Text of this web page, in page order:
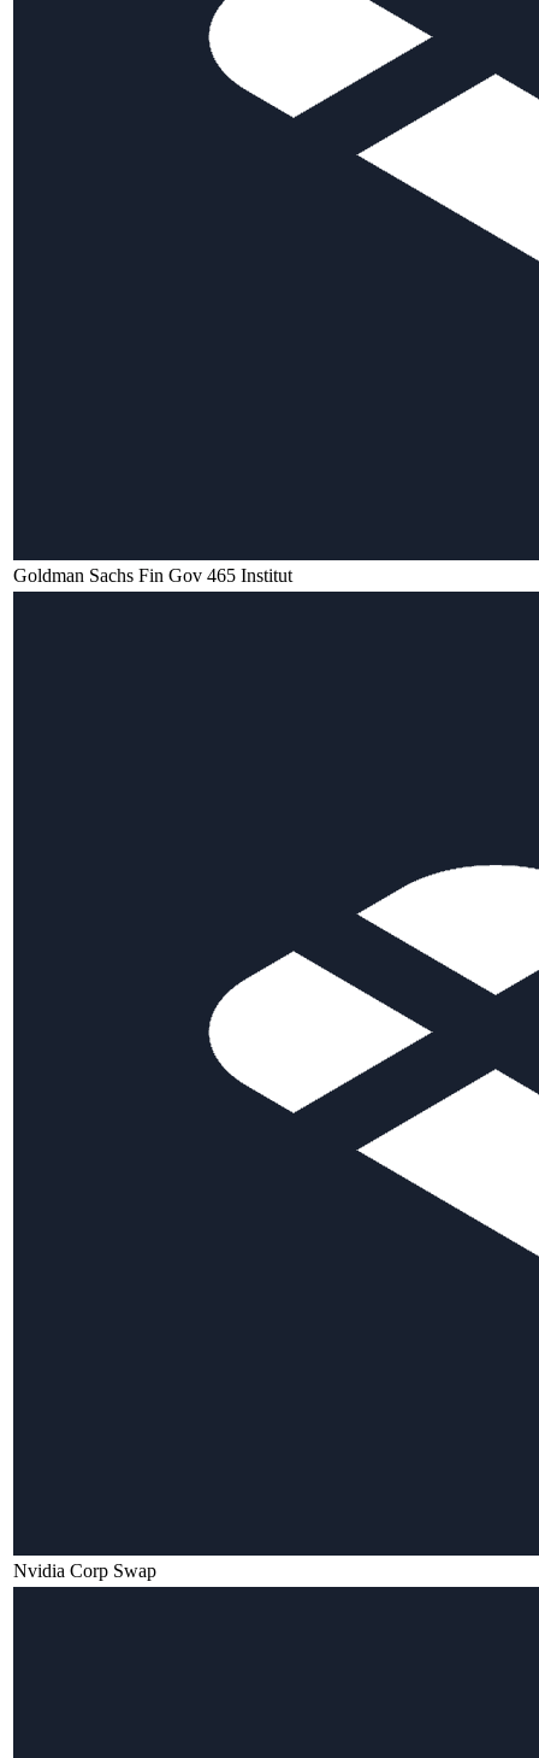
Goldman Sachs Fin Gov 465 Institut
Nvidia Corp Swap